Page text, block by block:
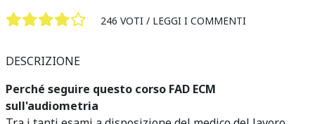
246 VOTI / LEGGI I COMMENTI
DESCRIZIONE
Perché seguire questo corso FAD ECM
sull'audiometria